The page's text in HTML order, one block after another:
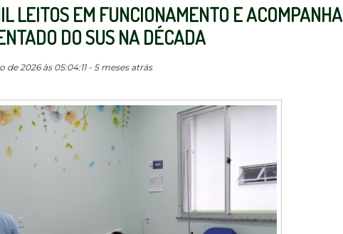
LEITOS EM FUNCIONAMENTO E ACOMPANHA
DO SUS NA DÉCADA
2026 às 05:04:11 - 5 meses atrás